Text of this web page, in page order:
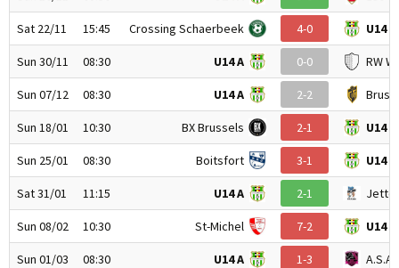
Sat 22/11 15:45 Crossing Schaerbeek 4-0 U14 A
Sun 30/11 08:30 U14 A 0-0 RW
Sun 07/12 08:30 U14 A 2-2
Sun 18/01 10:30 BX Brussels 2-1 U14 A
Sun 25/01 08:30 Boitsfort 3-1 U14 A
Sat 31/01 11:15 U14 A 2-1 Jette
Sun 08/02 10:30 St-Michel 7-2 U14 A
Sun 01/03 08:30 U14 A 1-3 A.S.A